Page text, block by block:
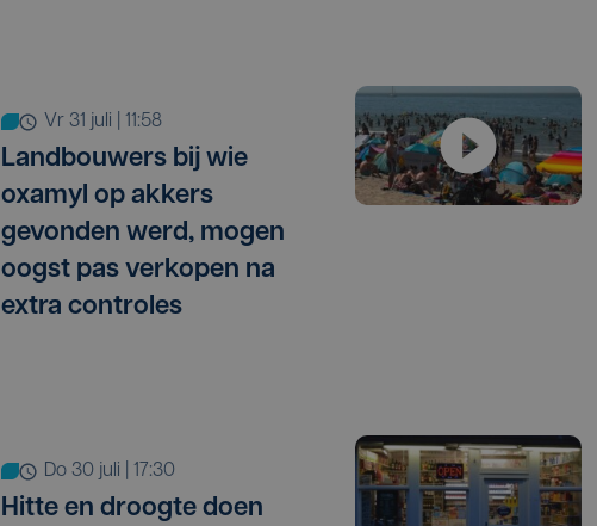
vr 31 juli | 11:58
Landbouwers bij wie
oxamyl op akkers
gevonden werd, mogen
oogst pas verkopen na
extra controles
do 30 juli | 17:30
Hitte en droogte doen